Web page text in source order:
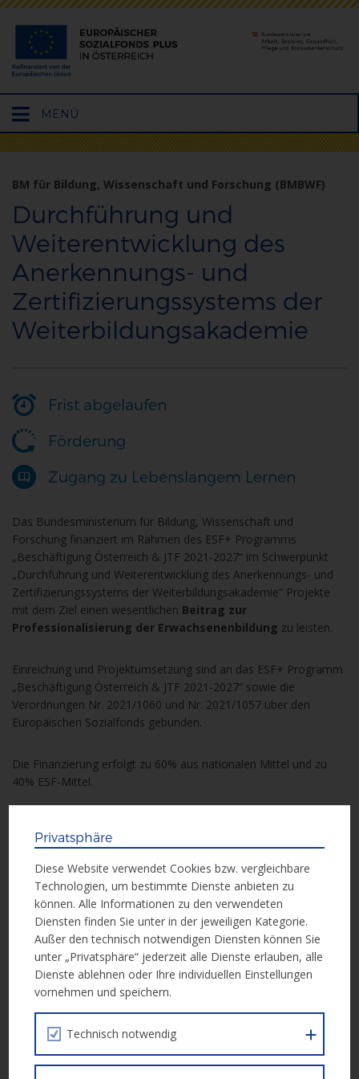
Hauptmenü
öffnen
MENÜ
BM für Bildung, Wissenschaft und Forschung (BMBWF)
Durchführung und
Weiterentwicklung des
Anerkennungs- und
Zertifizierungssystems der
Weiterbildungsakademie
Frist abgelaufen
Förderung
Zugang zu Lebenslangem Lernen
Das Bundesministerium für Bildung, Wissenschaft und
Forschung finanziert im Rahmen des ESF+ Programms
„Beschäftigung Österreich & JTF 2021-2027“ im Schwerpunkt
„Durchführung und Weiterentwicklung des Anerkennungs- und
Zertifizierungssystems der Weiterbildungsakademie“ Projekte
mit dem Ziel einen wesentlichen Beitrag zur
Professionalisierung der Erwachsenenbildung zu leisten.
Einreichung und Projektumsetzung sind an das ESF+ Programm
„Beschäftigung Österreich & JTF 2021-2027“ sowie die
Verordnungen Nr. 2021/1060 und Nr. 2021/1057 über den
Europäischen Sozialfonds gebunden.
Die Finanzierung erfolgt zu 60% aus nationalen Mittel und zu
40% ESF-Mittel.
Weiterführende Infos:Call Dokument
Einreichung
Die Einreichung für Projektträger*innen erfolgt über die ESF+
Datenbank IDEA: IDEA – PROJEKTTRÄGER*INNEN
Bitte beachten Sie, dass zunächst eine Registrierung für IDEA
abzuschließen ist:IDEA – PROEJKTTRÄGER*INNEN
REGISTRIERUNG
Privatsphäre
Diese Website verwendet Cookies bzw. vergleichbare
Technologien, um bestimmte Dienste anbieten zu
können. Alle Informationen zu den verwendeten
Diensten finden Sie unter in der jeweiligen Kategorie.
Außer den technisch notwendigen Diensten können Sie
unter „Privatsphäre“ jederzeit alle Dienste erlauben, alle
Dienste ablehnen oder Ihre individuellen Einstellungen
vornehmen und speichern.
Technisch notwendig